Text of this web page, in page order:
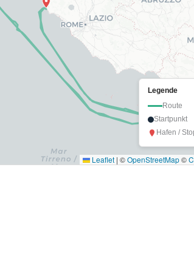
Leaflet | ©OpenStreetMap©
Legende
Route
Startpunkt
Hafen /